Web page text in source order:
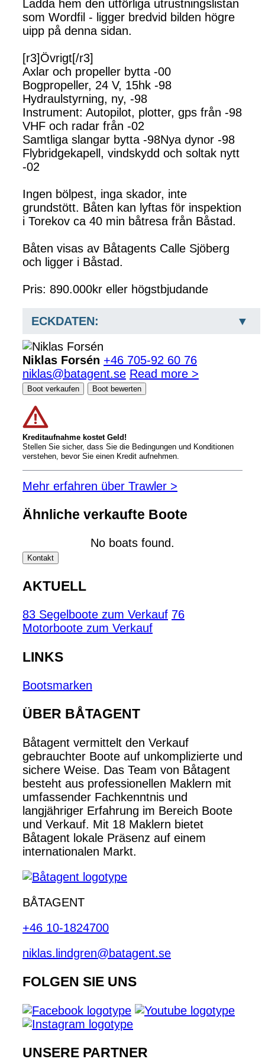
Ladda hem den utförliga utrustningslistan
som Wordfil - ligger bredvid bilden högre
uipp på denna sidan.
[r3]Övrigt[/r3]
Axlar och propeller bytta -00
Bogpropeller, 24 V, 15hk -98
Hydraulstyrning, ny, -98
Instrument: Autopilot, plotter, gps från -98
VHF och radar från -02
Samtliga slangar bytta -98Nya dynor -98
Flybridgekapell, vindskydd och soltak nytt
-02
Ingen bölpest, inga skador, inte
grundstött. Båten kan lyftas för inspektion
i Torekov ca 40 min båtresa från Båstad.
Båten visas av Båtagents Calle Sjöberg
och ligger i Båstad.
Pris: 890.000kr eller högstbjudande
ECKDATEN:
Niklas Forsén +46 705-92 60 76
niklas@batagent.se Read more >
Boot verkaufen Boot bewerten
Kreditaufnahme kostet Geld!
Stellen Sie sicher, dass Sie die Bedingungen und Konditionen
verstehen, bevor Sie einen Kredit aufnehmen.
Mehr erfahren über Trawler >
Ähnliche verkaufte Boote
No boats found.
Kontakt
AKTUELL
83 Segelboote zum Verkauf 76
Motorboote zum Verkauf
LINKS
Bootsmarken
ÜBER BÅTAGENT
Båtagent vermittelt den Verkauf
gebrauchter Boote auf unkomplizierte und
sichere Weise. Das Team von Båtagent
besteht aus professionellen Maklern mit
umfassender Fachkenntnis und
langjähriger Erfahrung im Bereich Boote
und Verkauf. Mit 18 Maklern bietet
Båtagent lokale Präsenz auf einem
internationalen Markt.
BÅTAGENT
+46 10-1824700
niklas.lindgren@batagent.se
FOLGEN SIE UNS
UNSERE PARTNER